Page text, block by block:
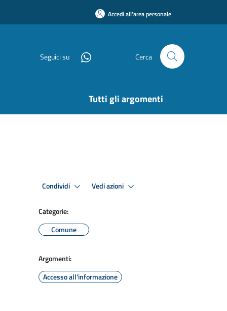
Accedi all'area personale
Seguici su Cerca
Tutti gli argomenti
Condividi Vedi azioni
Categorie:
Comune
Argomenti:
Accesso all'informazione